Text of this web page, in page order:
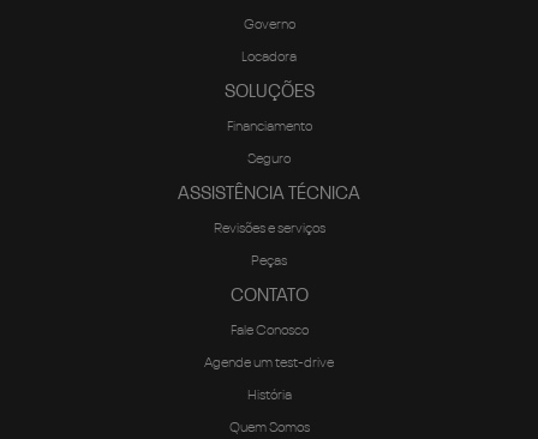
Governo
Locadora
SOLUÇÕES
Financiamento
Seguro
ASSISTÊNCIA TÉCNICA
Revisões e serviços
Peças
CONTATO
Fale Conosco
Agende um test-drive
História
Quem Somos